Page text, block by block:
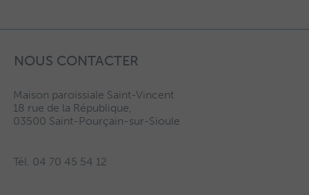
NOUS CONTACTER
Maison paroissiale Saint-Vincent
18 rue de la République,
03500 Saint-Pourçain-sur-Sioule
Tél. 04 70 45 54 12